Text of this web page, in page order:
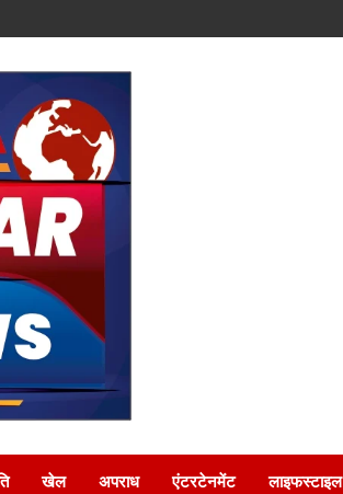
खेल अपराध एंटरटेनमेंट लाइफस्टाइल